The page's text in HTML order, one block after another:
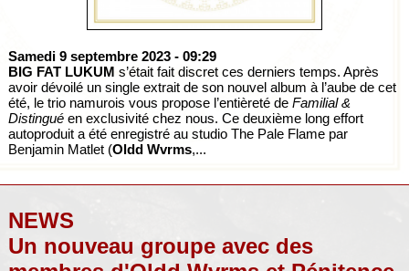
Samedi 9 septembre 2023 - 09:29
BIG FAT LUKUM s’était fait discret ces derniers temps. Après
avoir dévoilé un single extrait de son nouvel album à l’aube de cet
été, le trio namurois vous propose l’entièreté de Familial &
Distinguéen exclusivité chez nous. Ce deuxième long effort
autoproduit a été enregistré au studio The Pale Flame par
Benjamin Matlet (Oldd Wvrms,...
NEWS
Un nouveau groupe avec des